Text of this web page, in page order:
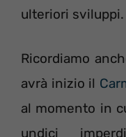
ulteriori sviluppi.
Ricordiamo
avrà inizio il
al momento in
undici